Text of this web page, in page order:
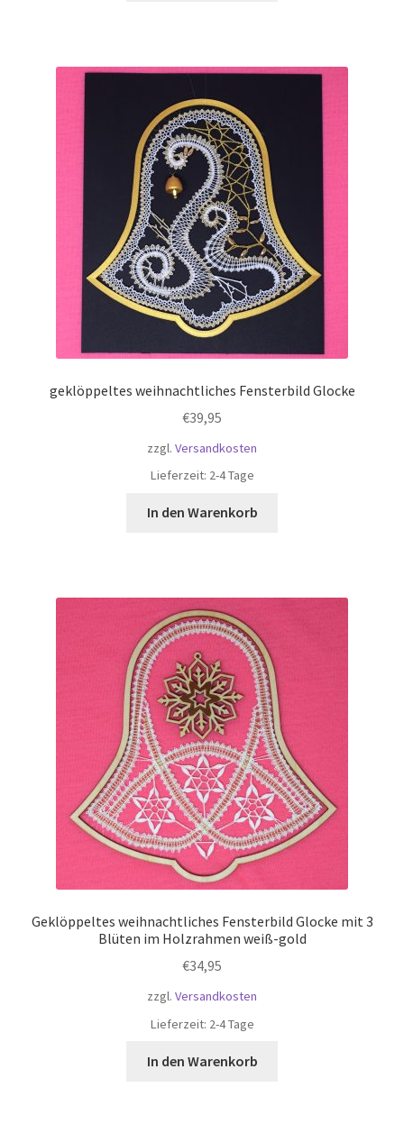
geklöppeltes weihnachtliches Fensterbild Glocke
€39,95
zzgl. Versandkosten
Lieferzeit: 2-4 Tage
In den Warenkorb
Geklöppeltes weihnachtliches Fensterbild Glocke mit 3
Blüten im Holzrahmen weiß-gold
€34,95
zzgl. Versandkosten
Lieferzeit: 2-4 Tage
In den Warenkorb